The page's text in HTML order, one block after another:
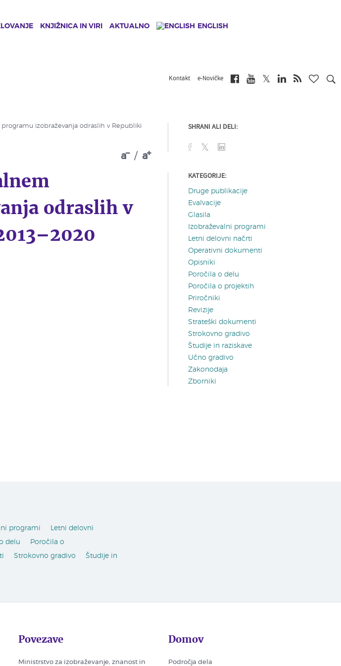
KNJIŽNICA IN VIRI AKTUALNO ENGLISH
Kontakt e-Novičke
izobraževanja odraslih v Republiki
a / a
odraslih v
SHRANI ALI DELI:
KATEGORIJE:
Druge publikacije
Evalvacije
Glasila
Izobraževalni programi
Letni delovni načrti
Operativni dokumenti
Opisniki
Poročila o delu
Poročila o projektih
Priročniki
Revizije
Strateški dokumenti
Strokovno gradivo
Študije in raziskave
Učno gradivo
Zakonodaja
Zborniki
programi
Letni delovni
delu
Poročila o
Strokovno gradivo
Študije in
Povezave
Ministrstvo za izobraževanje, znanost in
Domov
Področja dela